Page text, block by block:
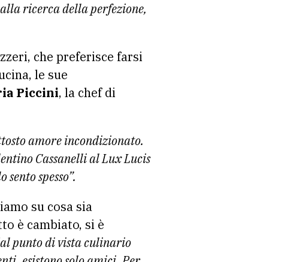
ricerca della perfezione,
che preferisce farsi
le sue
Piccini, la chef di
amore incondizionato.
Cassanelli al Lux Lucis
spesso”.
su cosa sia
è cambiato, si è
punto di vista culinario